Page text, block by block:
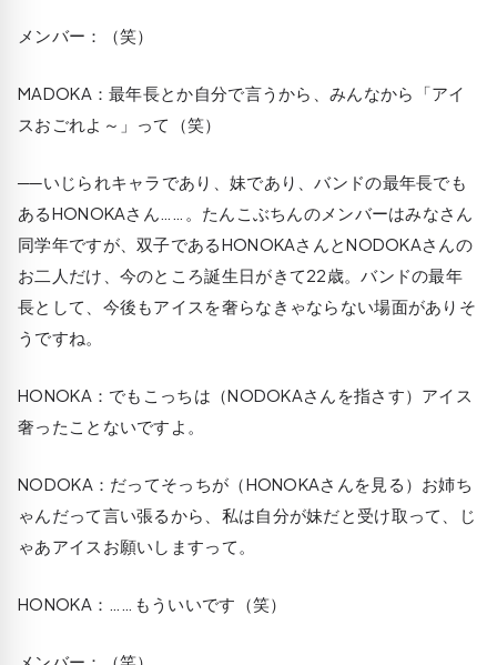
メンバー：（笑）
MADOKA ：最年長とか自分で言うから、みんなから「アイ
スおごれよ～」って（笑）
──いじられキャラであり、妹であり、バンドの最年長でも
あるHONOKAさん……。たんこぶちんのメンバーはみなさん
同学年ですが、双子であるHONOKAさんとNODOKAさんの
お二人だけ、今のところ誕生日がきて22歳。バンドの最年
長として、今後もアイスを奢らなきゃならない場面がありそ
うですね。
HONOKA ：でもこっちは（NODOKAさんを指さす）アイス
奢ったことないですよ。
NODOKA ：だってそっちが（HONOKAさんを見る）お姉ち
ゃんだって言い張るから、私は自分が妹だと受け取って、じ
ゃあアイスお願いしますって。
HONOKA ：……もういいです（笑）